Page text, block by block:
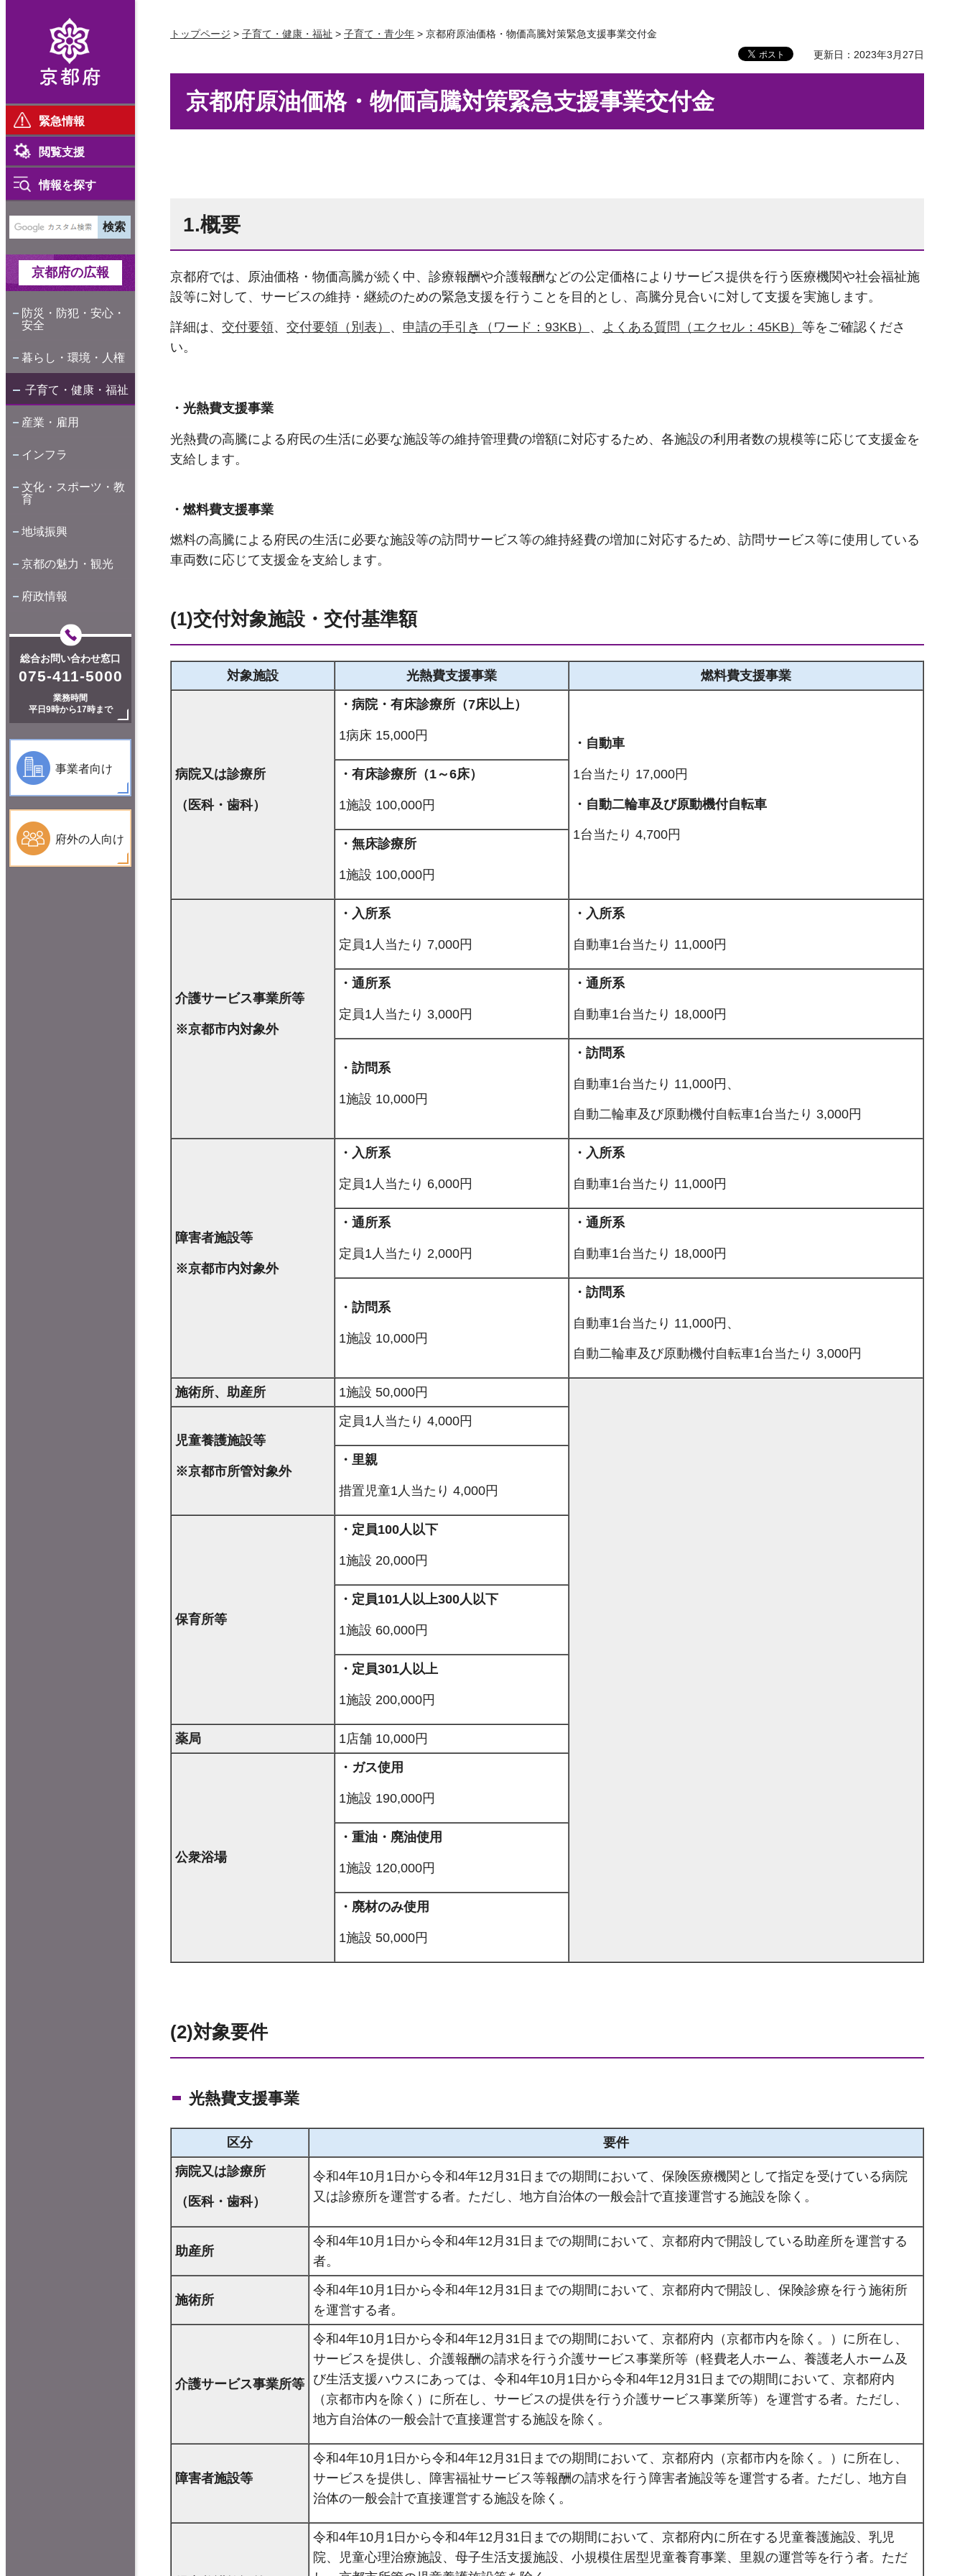
緊急情報
閲覧支援
情報を探す
京都府の広報
防災・防犯・安心・
安全
暮らし・環境・人権
子育て・健康・福祉
産業・雇用
インフラ
文化・スポーツ・教
育
地域振興
京都の魅力・観光
府政情報
総合お問い合わせ窓口
075-411-5000
業務時間
平日9時から17時まで
事業者向け
府外の人向け
トップページ > 子育て・健康・福祉 > 子育て・青少年 > 京都府原油価格・物価高騰対策緊急支援事業交付金
更新日：2023年3月27日
京都府原油価格・物価高騰対策緊急支援事業交付金
1.概要
京都府では、原油価格・物価高騰が続く中、診療報酬や介護報酬などの公定価格によりサービス提供を行う医療機関や社会福祉施
設等に対して、サービスの維持・継続のための緊急支援を行うことを目的とし、高騰分見合いに対して支援を実施します。
詳細は、 交付要領、 交付要領（別表） 、 申請の手引き（ワード：93KB） 、 よくある質問（エクセル：45KB） 等をご確認くださ
い。
・光熱費支援事業
光熱費の高騰による府民の生活に必要な施設等の維持管理費の増額に対応するため、各施設の利用者数の規模等に応じて支援金を
支給します。
・燃料費支援事業
燃料の高騰による府民の生活に必要な施設等の訪問サービス等の維持経費の増加に対応するため、訪問サービス等に使用している
車両数に応じて支援金を支給します。
(1)交付対象施設・交付基準額
対象施設 光熱費支援事業 燃料費支援事業
病院又は診療所
（医科・歯科）
・病院・有床診療所（7床以上）
1病床 15,000円
・自動車
1台当たり 17,000円
・自動二輪車及び原動機付自転車
1台当たり 4,700円
・有床診療所（1～6床）
1施設 100,000円
・無床診療所
1施設 100,000円
介護サービス事業所等
※京都市内対象外
・入所系
定員1人当たり 7,000円
・入所系
自動車1台当たり 11,000円
・通所系
定員1人当たり 3,000円
・通所系
自動車1台当たり 18,000円
・訪問系
1施設 10,000円
・訪問系
自動車1台当たり 11,000円、
自動二輪車及び原動機付自転車1台当たり 3,000円
障害者施設等
※京都市内対象外
・入所系
定員1人当たり 6,000円
・入所系
自動車1台当たり 11,000円
・通所系
定員1人当たり 2,000円
・通所系
自動車1台当たり 18,000円
・訪問系
1施設 10,000円
・訪問系
自動車1台当たり 11,000円、
自動二輪車及び原動機付自転車1台当たり 3,000円
施術所、助産所 1施設 50,000円
児童養護施設等
※京都市所管対象外
定員1人当たり 4,000円
・里親
措置児童1人当たり 4,000円
保育所等
・定員100人以下
1施設 20,000円
・定員101人以上300人以下
1施設 60,000円
・定員301人以上
1施設 200,000円
薬局 1店舗 10,000円
公衆浴場
・ガス使用
1施設 190,000円
・重油・廃油使用
1施設 120,000円
・廃材のみ使用
1施設 50,000円
(2)対象要件
光熱費支援事業
区分
要件
病院又は診療所
（医科・歯科）
令和4年10月1日から令和4年12月31日までの期間において、保険医療機関として指定を受けている病院
又は診療所を運営する者。ただし、地方自治体の一般会計で直接運営する施設を除く。
助産所
令和4年10月1日から令和4年12月31日までの期間において、京都府内で開設している助産所を運営する
者。
施術所
令和4年10月1日から令和4年12月31日までの期間において、京都府内で開設し、保険診療を行う施術所
を運営する者。
介護サービス事業所等
令和4年10月1日から令和4年12月31日までの期間において、京都府内（京都市内を除く。）に所在し、
サービスを提供し、介護報酬の請求を行う介護サービス事業所等（軽費老人ホーム、養護老人ホーム及
び生活支援ハウスにあっては、令和4年10月1日から令和4年12月31日までの期間において、京都府内
（京都市内を除く）に所在し、サービスの提供を行う介護サービス事業所等）を運営する者。ただし、
地方自治体の一般会計で直接運営する施設を除く。
障害者施設等
令和4年10月1日から令和4年12月31日までの期間において、京都府内（京都市内を除く。）に所在し、
サービスを提供し、障害福祉サービス等報酬の請求を行う障害者施設等を運営する者。ただし、地方自
治体の一般会計で直接運営する施設を除く。
令和4年10月1日から令和4年12月31日までの期間において、京都府内に所在する児童養護施設、乳児
院、児童心理治療施設、母子生活支援施設、小規模住居型児童養育事業、里親の運営等を行う者。ただ